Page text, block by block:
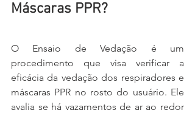
Máscaras PPR?
O Ensaio de Vedação é um
procedimento que visa verificar a
eficácia da vedação dos respiradores e
máscaras PPR no rosto do usuário. Ele
avalia se há vazamentos de ar ao redor